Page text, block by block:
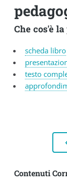
Che cos'è
scheda libro
testo
Contenuti